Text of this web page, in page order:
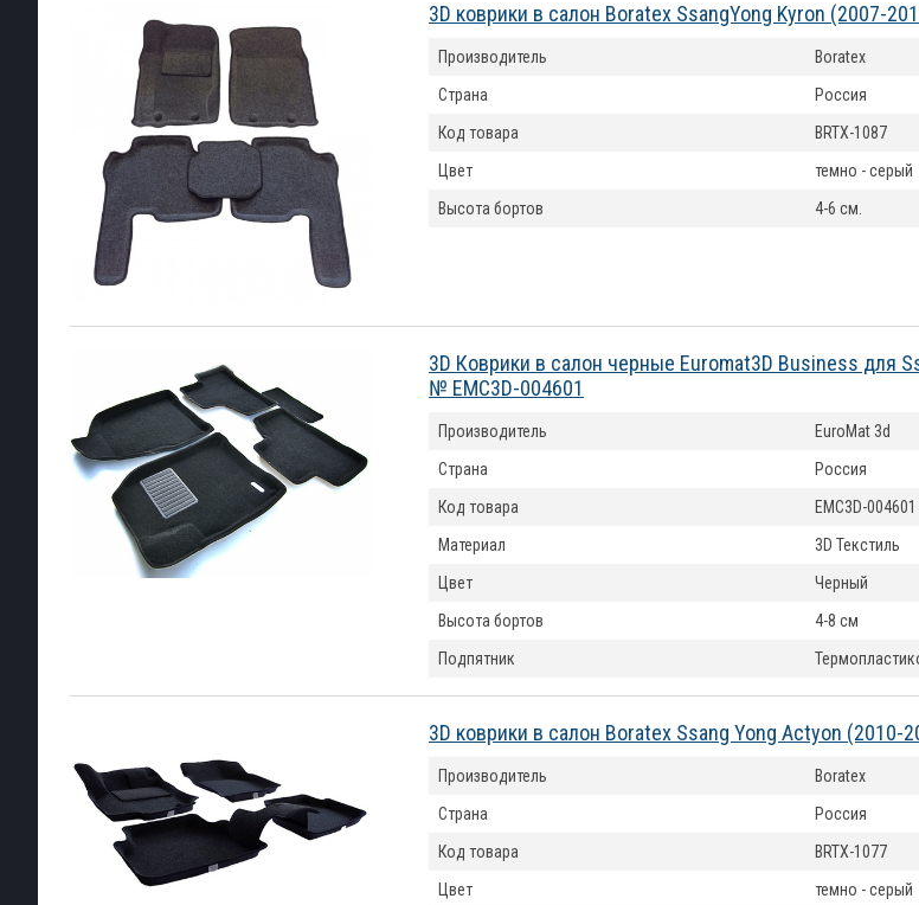
3D коврики в салон Boratex SsangYong Kyron (2007-
Производитель
Boratex
Страна
Россия
Код товара
BRTX-1087
Цвет
темно - серый
Высота бортов
4-6 см.
3D Коврики в салон черные Euromat3D Business для
№ EMC3D-004601
Производитель
EuroMat 3d
Страна
Россия
Код товара
EMC3D-004601
Материал
3D Текстиль
Цвет
Черный
Высота бортов
4-8 см
Подпятник
3D коврики в салон Boratex Ssang Yong Actyon (2010-
Производитель
Boratex
Страна
Россия
Код товара
BRTX-1077
Цвет
темно - серый